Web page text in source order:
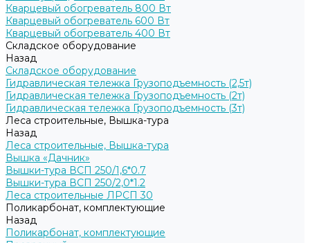
Кварцевый обогреватель 800 Вт
Кварцевый обогреватель 600 Вт
Кварцевый обогреватель 400 Вт
Складское оборудование
Назад
Складское оборудование
Гидравлическая тележка Грузоподъемность (2,5т)
Гидравлическая тележка Грузоподъемность (2т)
Гидравлическая тележка Грузоподъемность (3т)
Леса строительные, Вышка-тура
Назад
Леса строительные, Вышка-тура
Вышка «Дачник»
Вышки-тура ВСП 250/1,6*0.7
Вышки-тура ВСП 250/2,0*1.2
Леса строительные ЛРСП 30
Поликарбонат, комплектующие
Назад
Поликарбонат, комплектующие